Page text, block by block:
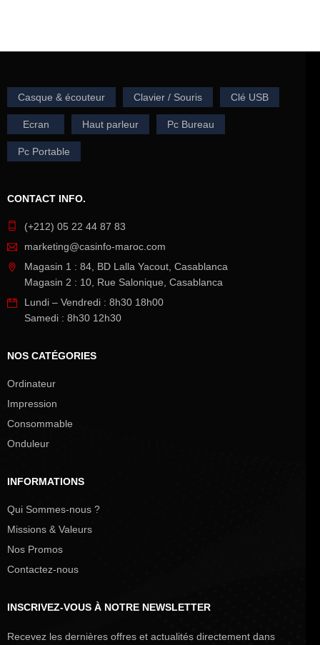
Casque & écouteur Clavier / Souris Clé USB
Ecran Haut parleur Pc Bureau
Pc Portable
CONTACT INFO.
(+212) 05 22 44 87 83
marketing@casinfo-maroc.com
Magasin 1 : 84, BD Lalla Yacout, Casablanca
Magasin 2 : 10, Rue Salonique, Casablanca
Lundi – Vendredi : 8h30 18h00
Samedi : 8h30 12h30
NOS CATÉGORIES
Ordinateur
Impression
Consommable
Onduleur
INFORMATIONS
Qui Sommes-nous ?
Missions & Valeurs
Nos Promos
Contactez-nous
INSCRIVEZ-VOUS À NOTRE NEWSLETTER
Recevez les dernières offres et actualités directement dans